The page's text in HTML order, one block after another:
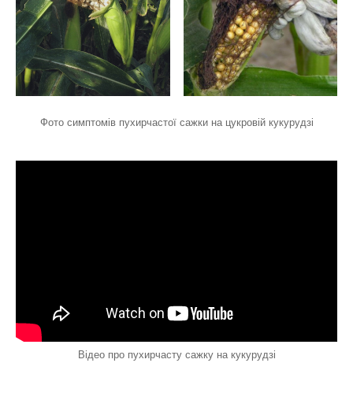
Фото симптомів пухирчастої сажки на цукровій кукурудзі
Відео про пухирчасту сажку на кукурудзі